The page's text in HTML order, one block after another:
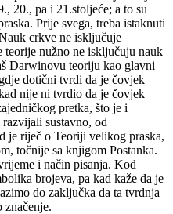
20., pa i 21.stoljeće; a to su
Prije svega, treba istaknuti
crkve ne isključuje
teorije nužno ne isključuju nauk
Darwinovu teoriju kao glavni
dotični tvrdi da je čovjek
nije ni tvrdio da je čovjek
pretka, što je i
sustavno, od
je riječ o Teoriji velikog praska,
točnije sa knjigom Postanka.
i način pisanja. Kod
brojeva, pa kad kaže da je
do zaključka da ta tvrdnja
značenje.